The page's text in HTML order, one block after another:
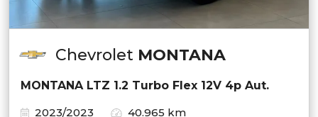
Chevrolet MONTANA
MONTANA LTZ 1.2 Turbo Flex 12V 4p Aut.
2023/2023
40.965 km